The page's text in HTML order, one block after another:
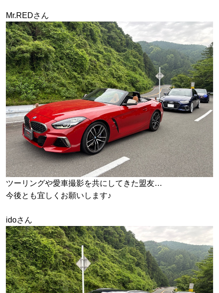
Mr.REDさん
ツーリングや愛車撮影を共にしてきた盟友…
今後とも宜しくお願いします♪
idoさん